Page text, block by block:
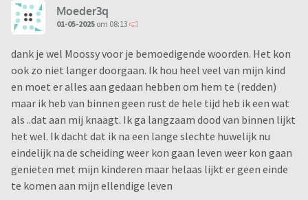
Moeder3q
01-05-2025 om 08:13
dank je wel Moossy voor je bemoedigende woorden. Het kon
ook zo niet langer doorgaan. Ik hou heel veel van mijn kind
en moet er alles aan gedaan hebben om hem te (redden)
maar ik heb van binnen geen rust de hele tijd heb ik een wat
als ..dat aan mij knaagt. Ik ga langzaam dood van binnen lijkt
het wel. Ik dacht dat ik na een lange slechte huwelijk nu
eindelijk na de scheiding weer kon gaan leven weer kon gaan
genieten met mijn kinderen maar helaas lijkt er geen einde
te komen aan mijn ellendige leven